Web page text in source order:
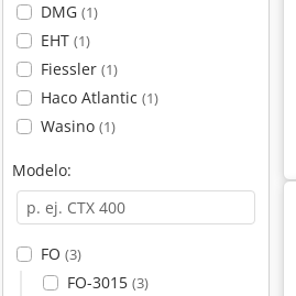
DMG (1)
EHT (1)
Fiessler (1)
Haco Atlantic (1)
Wasino (1)
Modelo:
FO (3)
FO-3015 (3)